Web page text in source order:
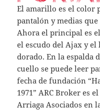
El amarillo es el color
pantalón y medias
Ahora el principal es
el escudo del Ajax y el
dorado. En la espalda
cuello se puede leer
fecha de fundación
1971” ARC Broker es
Arriaga Asociados en